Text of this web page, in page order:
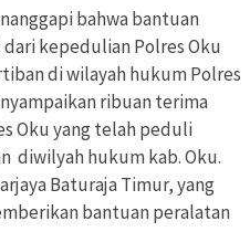
bahwa bantuan
kepedulian Polres Oku
di wilayah hukum Polres
ribuan terima
Oku yang telah peduli
diwilyah hukum kab. Oku.
Baturaja Timur, yang
bantuan peralatan